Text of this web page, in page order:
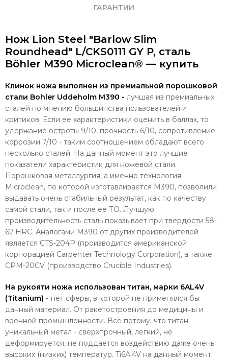
ГАРАНТИИ
Нож Lion Steel "Barlow Slim
Roundhead" L/CKS0111 GY P, сталь
Böhler M390 Microclean® — купить
Клинок ножа выполнен из премиальной порошковой
стали Bohler Uddeholm M390 - лучшая из премиальных
сталей по мнению большинства пользователей и
критиков. Если ее характеристики оценить в баллах, то
удержание остроты 9/10, прочность 6/10, сопротивление
коррозии 7/10 - таким соотношением обладают всего
несколько сталей. На данный момент это лучшие
показатели характеристик для ножевой стали.
Порошковая металлургия, а именно технология
Microclean, по которой изготавливается M390, позволили
выдавать очень стабильный результат, как по качеству
самой стали, так и после ее ТО. Лучшую
производительность сталь показывает при твердости 58-
62 HRC. Аналогами M390 от других производителей
является CTS-204P (производится американской
корпорацией Carpenter Technology Corporation), а также
CPM-20CV (производство Crucible Industries).
На рукояти ножа использован титан, марки 6AL4V
(Titanium) - нет сферы, в которой не применялся бы
данный материал. От ракетостроения до медицины и
военной промышленности. Всё потому, что титан
уникальный метал - сверхпрочный, легкий, не
деформируется, не поддается воздействию даже очень
высоких (низких) температур. Ti6Al4V на данный момент